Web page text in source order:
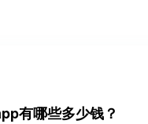
有哪些多少钱？